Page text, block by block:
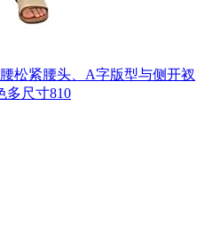
松紧腰头、A字版型与侧开衩
多尺寸810